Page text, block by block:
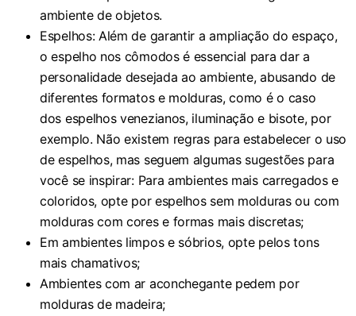
ambiente de objetos.
Espelhos: Além de garantir a ampliação do espaço,
o espelho nos cômodos é essencial para dar a
personalidade desejada ao ambiente, abusando de
diferentes formatos e molduras, como é o caso
dos espelhos venezianos, iluminação e bisote, por
exemplo. Não existem regras para estabelecer o uso
de espelhos, mas seguem algumas sugestões para
você se inspirar: Para ambientes mais carregados e
coloridos, opte por espelhos sem molduras ou com
molduras com cores e formas mais discretas;
Em ambientes limpos e sóbrios, opte pelos tons
mais chamativos;
Ambientes com ar aconchegante pedem por
molduras de madeira;